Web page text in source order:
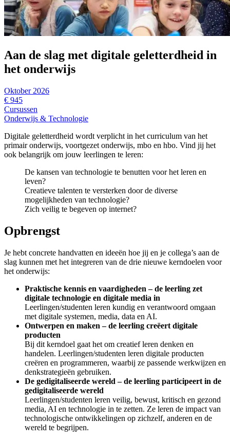
Aan de slag met digitale geletterdheid in
het onderwijs
Oktober 2026
€ 945
Cursussen
Onderwijs & Technologie
Digitale geletterdheid wordt verplicht in het curriculum van het
primair onderwijs, voortgezet onderwijs, mbo en hbo. Vind jij het
ook belangrijk om jouw leerlingen te leren:
De kansen van technologie te benutten voor het leren en
leven?
Creatieve talenten te versterken door de diverse
mogelijkheden van technologie?
Zich veilig te begeven op internet?
Opbrengst
Je hebt concrete handvatten en ideeën hoe jij en je collega’s aan de
slag kunnen met het integreren van de drie nieuwe kerndoelen voor
het onderwijs:
Praktische kennis en vaardigheden – de leerling zet
digitale technologie en digitale media in
Leerlingen/studenten leren kundig en verantwoord omgaan
met digitale systemen, media, data en AI.
Ontwerpen en maken – de leerling creëert digitale
producten
Bij dit kerndoel gaat het om creatief leren denken en
handelen. Leerlingen/studenten leren digitale producten
creëren en programmeren, waarbij ze passende werkwijzen en
denkstrategieën gebruiken.
De gedigitaliseerde wereld – de leerling participeert in de
gedigitaliseerde wereld
Leerlingen/studenten leren veilig, bewust, kritisch en gezond
media, AI en technologie in te zetten. Ze leren de impact van
technologische ontwikkelingen op zichzelf, anderen en de
wereld te begrijpen.